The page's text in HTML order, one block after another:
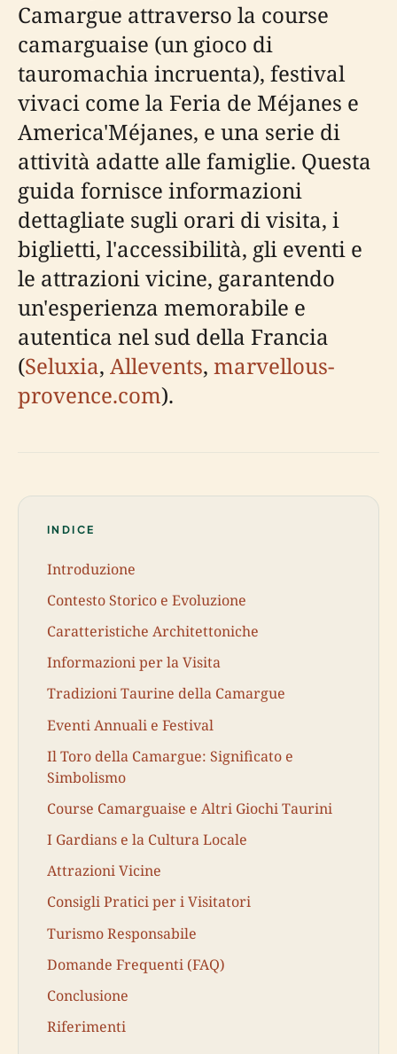
Camargue attraverso la course
camarguaise (un gioco di
tauromachia incruenta), festival
vivaci come la Feria de Méjanes e
America'Méjanes, e una serie di
attività adatte alle famiglie. Questa
guida fornisce informazioni
dettagliate sugli orari di visita, i
biglietti, l'accessibilità, gli eventi e
le attrazioni vicine, garantendo
un'esperienza memorabile e
autentica nel sud della Francia
(Seluxia, Allevents, marvellous-
provence.com).
INDICE
Introduzione
Contesto Storico e Evoluzione
Caratteristiche Architettoniche
Informazioni per la Visita
Tradizioni Taurine della Camargue
Eventi Annuali e Festival
Il Toro della Camargue: Significato e
Simbolismo
Course Camarguaise e Altri Giochi Taurini
I Gardians e la Cultura Locale
Attrazioni Vicine
Consigli Pratici per i Visitatori
Turismo Responsabile
Domande Frequenti (FAQ)
Conclusione
Riferimenti